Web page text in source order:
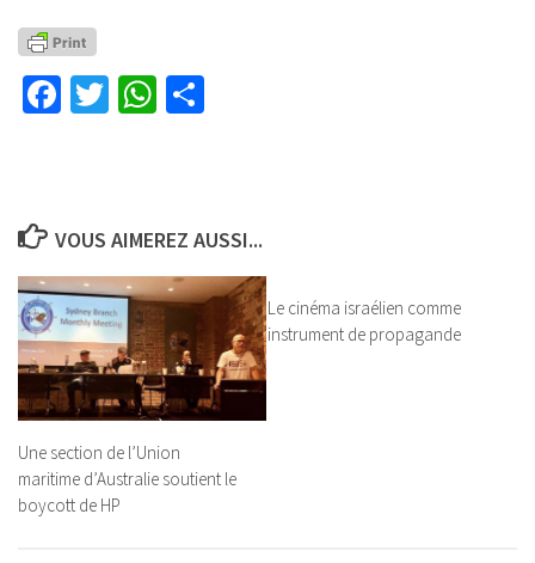
Facebook
TwitterWhatsApp
VOUS AIMEREZ AUSSI...
Une section de l’Union
maritime d’Australie soutient le
boycott de HP
Le cinéma israélien comme
instrument de propagande